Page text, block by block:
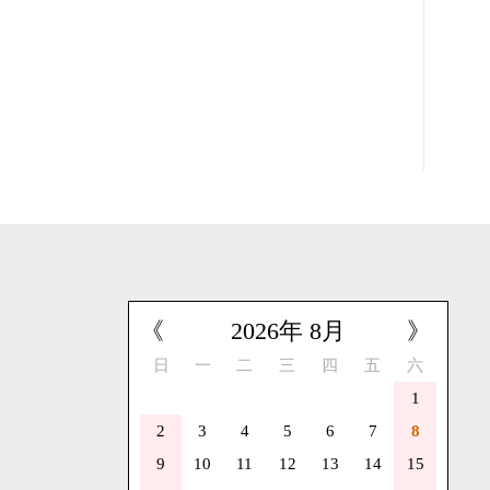
《 》
2026年8月
日 一 二 三 四 五
六
1
2
3 4 5 6 7
8
9
10 11 12 13 14
15